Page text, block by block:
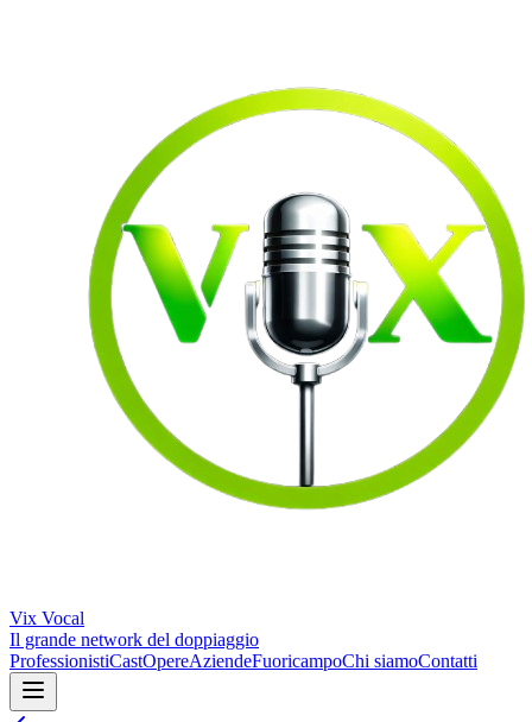
Vix Vocal
Il grande network del doppiaggio
ProfessionistiCastOpereAziendeFuoricampoChi siamoContatti